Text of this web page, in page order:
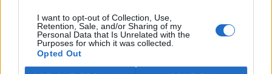
I want to opt-out of Collection, Use,
Retention, Sale, and/or Sharing of my
Personal Data that Is Unrelated with the
Purposes for which it was collected.
Opted Out
Záchranná stanice v Praze přijímá kvůli vedrům více
volně žijících zvířat
5.8.2026 17:40 | PRAHA (
Kvůli vysokým letním